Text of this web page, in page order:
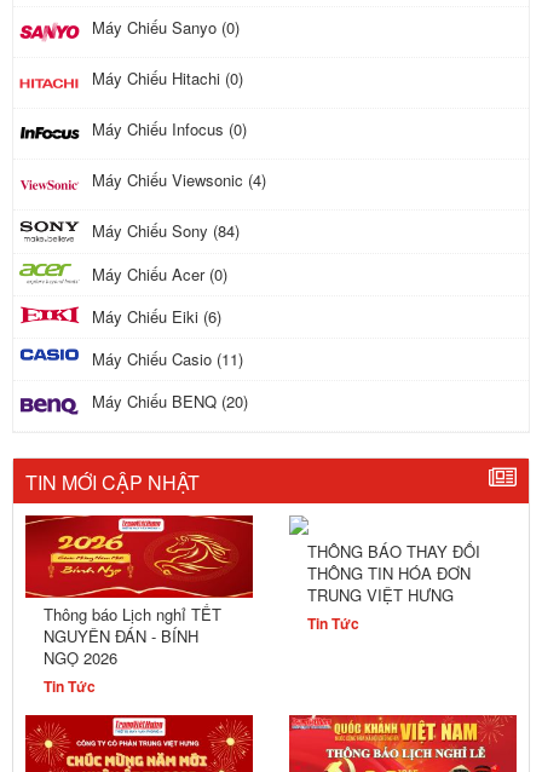
Máy Chiếu Sanyo (0)
Máy Chiếu Hitachi (0)
Máy Chiếu Infocus (0)
Máy Chiếu Viewsonic (4)
Máy Chiếu Sony (84)
Máy Chiếu Acer (0)
Máy Chiếu Eiki (6)
Máy Chiếu Casio (11)
Máy Chiếu BENQ (20)
TIN MỚI CẬP NHẬT
Thông báo Lịch nghỉ TẾT
NGUYÊN ĐÁN - BÍNH
NGỌ 2026
Tin Tức
THÔNG BÁO THAY ĐỔI
THÔNG TIN HÓA ĐƠN
TRUNG VIỆT HƯNG
Tin Tức